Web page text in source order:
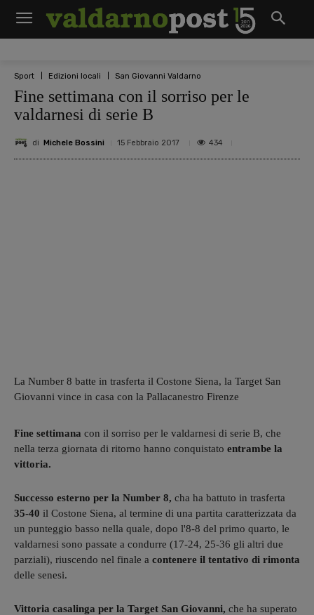
Sport Edizioni locali San Giovanni Valdarno
Fine settimana con il sorriso per le
valdarnesi di serie B
di Michele Bossini 15 Febbraio 2017 434
La Number 8 batte in trasferta il Costone Siena, la Target San
Giovanni vince in casa con la Pallacanestro Firenze
Fine settimana con il sorriso per le valdarnesi di serie B, che
nella terza giornata di ritorno hanno conquistato entrambe la
vittoria.
Successo esterno per la Number 8, cha ha battuto in trasferta
35-40 il Costone Siena, al termine di una partita caratterizzata da
un punteggio basso nella quale, dopo l'8-8 del primo quarto, le
valdarnesi sono passate a condurre (17-24, 25-36 gli altri due
parziali), riuscendo nel finale a contenere il tentativo di rimonta
delle senesi.
Vittoria casalinga per la Target San Giovanni, che ha superato